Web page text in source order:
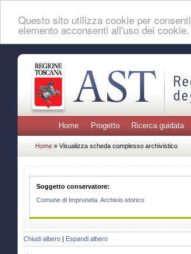
Questo sito utilizza cookie per
elemento acconsenti all'uso dei cookie.
Home Progetto Ricerca guidata
Home » Visualizza scheda complesso archivistico
Soggetto conservatore:
Comune di Impruneta. Archivio storico
Chiudi albero Espandi albero